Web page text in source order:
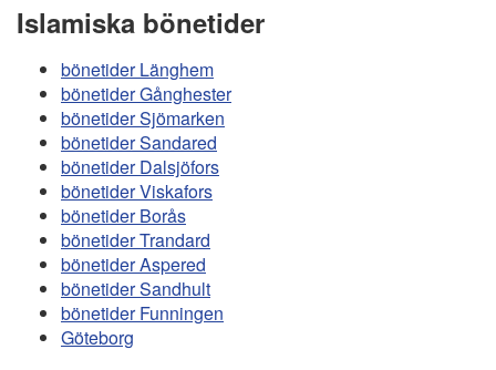
Islamiska bönetider
bönetider Länghem
bönetider Gånghester
bönetider Sjömarken
bönetider Sandared
bönetider Dalsjöfors
bönetider Viskafors
bönetider Borås
bönetider Trandard
bönetider Aspered
bönetider Sandhult
bönetider Funningen
Göteborg